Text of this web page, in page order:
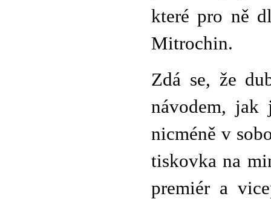
které pro ně
Mitrochin.
Zdá se, že
návodem,
nicméně v
tiskovka na
premiér a